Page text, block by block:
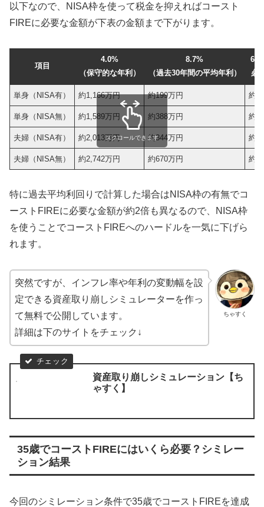
以下なので、NISA枠を使って税金を抑えればコースト
FIREに必要な金額が下表の金額まで下がります。
項目
4.0%
（保守的な年利）
8.7%
（過去30年間の平均年利）
65
必
単身（NISA有） 約1,166万円 約199万円 約
単身（NISA無） 約1,589万円 約388万円 約
夫婦（NISA有） 約2,013万円 約344万円 約
夫婦（NISA無） 約2,742万円 約670万円 約
スクロールできます
特に過去平均利回りで計算した場合はNISA枠の有無でコ
ーストFIREに必要な金額が約2倍も異なるので、NISA枠
を使うことでコーストFIREへのハードルを一気に下げら
れます。
ちゃすく
突然ですが、インフレ率や年利の変動幅を設
定できる資産取り崩しシミュレーターを作っ
て無料で公開しています。
詳細は下のサイトをチェック↓
資産取り崩しシミュレーション【ち
ゃすく】
35歳でコーストFIREにはいくら必要？シミレー
ション結果
今回のシミレーション条件で35歳でコーストFIREを達成